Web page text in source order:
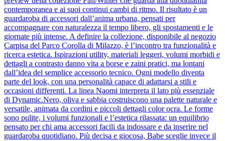
contemporanea e ai suoi continui cambi di ritmo. Il risultato è un
guardaroba di accessori dall’anima urbana, pensati per
accompagnare con naturalezza il tempo libero, gli spostamenti e le
giornate più intense. A definire la collezione, disponibile al negozio
Carpisa del Parco Corolla di Milazzo, è l’incontro tra funzionalità e
ricerca estetica. Ispirazioni utility, materiali leggeri, volumi morbidi e
dettagli a contrasto danno vita a borse e zaini pratici, ma lontani
dall’idea del semplice accessorio tecnico. Ogni modello diventa
parte del look, con una personalità capace di adattarsi a stili e
occasioni differenti. La linea Naomi interpreta il lato più essenziale
di Dynamic.Nero, oliva e sabbia costruiscono una palette naturale e
versatile, animata da cordini e piccoli dettagli color ocra. Le forme
sono pulite, i volumi funzionali e l’estetica rilassata: un equilibrio
pensato per chi ama accessori facili da indossare e da inserire nel
guardaroba quotidiano. Più decisa e giocosa, Babe sceglie invece il